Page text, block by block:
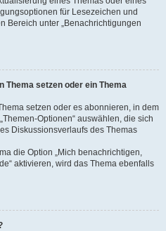
für Lesezeichen und
Bereich unter „Benachrichtigungen
Thema setzen oder ein Thema
setzen oder es abonnieren, in dem
Optionen“ auswählen, die sich
Diskussionsverlaufs des Themas
die Option „Mich benachrichtigen,
aktivieren, wird das Thema ebenfalls